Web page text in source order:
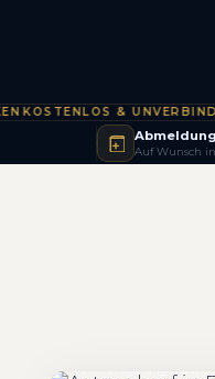
& UNVERBINDLICH·
Abmeldung
Auf Wunsch